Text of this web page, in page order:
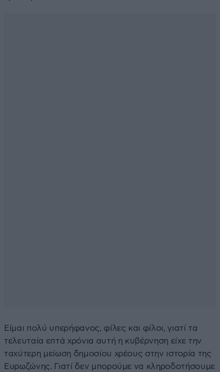
Είμαι πολύ υπερήφανος, φίλες και φίλοι, γιατί τα
τελευταία επτά χρόνια αυτή η κυβέρνηση είχε την
ταχύτερη μείωση δημοσίου χρέους στην ιστορία της
Ευρωζώνης. Γιατί δεν μπορούμε να κληροδοτήσουμε